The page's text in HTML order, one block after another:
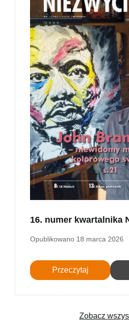
16. numer kwartalnika
Opublikowano 18 marca 2026
Przeczytaj
Zobacz